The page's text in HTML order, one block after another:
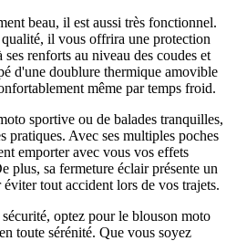
beau, il est aussi très fonctionnel.
il vous offrira une protection
renforts au niveau des coudes et
d'une doublure thermique amovible
même par temps froid.
sportive ou de balades tranquilles,
pratiques. Avec ses multiples poches
emporter avec vous vos effets
plus, sa fermeture éclair présente un
tout accident lors de vos trajets.
optez pour le blouson moto
toute sérénité. Que vous soyez